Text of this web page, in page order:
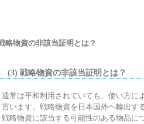
略物資の非該当証明とは？
(3) 戦略物資の非該当証明とは？
通常は平和利用されていても、使い方に
言います。戦略物資を日本国外ヘ輸出す
戦略物資に該当する可能性のある物品に